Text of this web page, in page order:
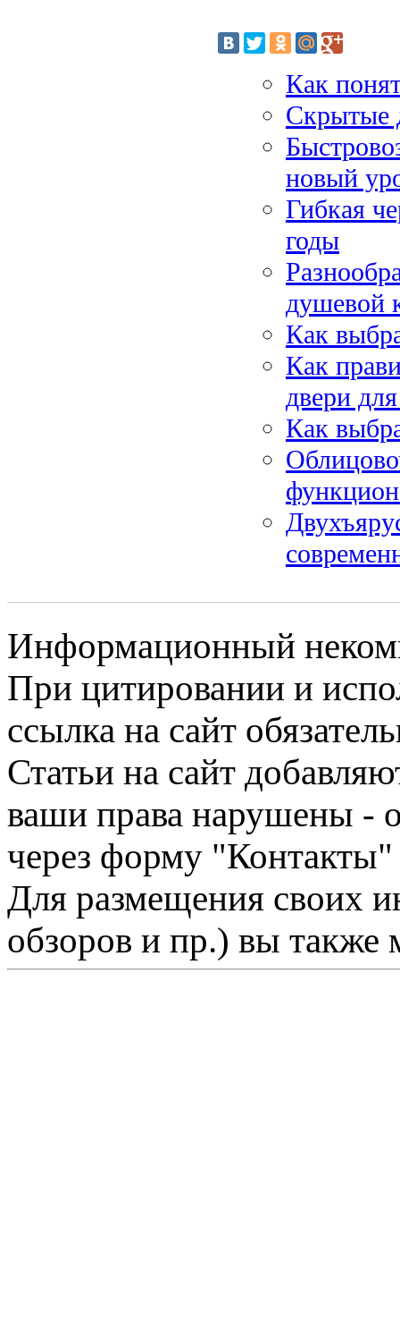
Как
Скрытые
новый
Гибкая
годы
душевой
Как
Как
двери
Как
Информационный
При цитировании и
ссылка на сайт
Статьи на сайт
ваши права нарушены -
через форму "Контакты"
Для размещения своих
обзоров и пр.) вы также